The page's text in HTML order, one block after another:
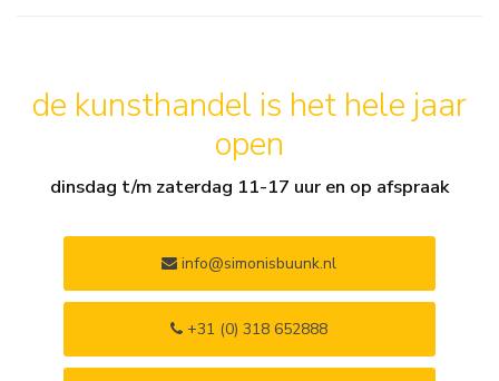
de kunsthandel is het hele jaar
open
dinsdag t/m zaterdag 11-17 uur en op afspraak
info@simonisbuunk.nl
+31 (0) 318 652888